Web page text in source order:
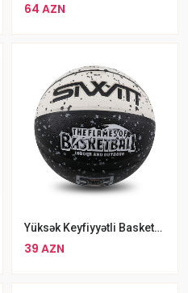
64 AZN
Yüksək Keyfiyyətli Basketbol Topu SIWIT Ölçü №7
39 AZN